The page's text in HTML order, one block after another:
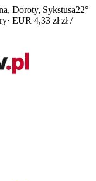
Doroty, Sykstusa22°
· EUR 4,33 zł zł /